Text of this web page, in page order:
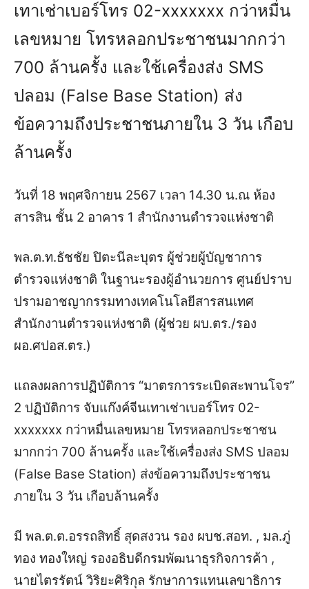
เทาเช่าเบอร์โทร 02-xxxxxxx กว่าหมื่น
เลขหมาย โทรหลอกประชาชนมากกว่า
700 ล้านครั้ง และใช้เครื่องส่ง SMS
ปลอม (False Base Station) ส่ง
ข้อความถึงประชาชนภายใน 3 วัน เกือบ
ล้านครั้ง
วันที่ 18 พฤศจิกายน 2567 เวลา 14.30 น.ณ ห้อง
สารสิน ชั้น 2 อาคาร 1 สำนักงานตำรวจแห่งชาติ
พล.ต.ท.ธัชชัย ปิตะนีละบุตร ผู้ช่วยผู้บัญชาการ
ตำรวจแห่งชาติ ในฐานะรองผู้อำนวยการ ศูนย์ปราบ
ปรามอาชญากรรมทางเทคโนโลยีสารสนเทศ
สำนักงานตำรวจแห่งชาติ (ผู้ช่วย ผบ.ตร./รอง
ผอ.ศปอส.ตร.)
แถลงผลการปฏิบัติการ “มาตรการระเบิดสะพานโจร”
2 ปฏิบัติการ จับแก๊งค์จีนเทาเช่าเบอร์โทร 02-
xxxxxxx กว่าหมื่นเลขหมาย โทรหลอกประชาชน
มากกว่า 700 ล้านครั้ง และใช้เครื่องส่ง SMS ปลอม
(False Base Station) ส่งข้อความถึงประชาชน
ภายใน 3 วัน เกือบล้านครั้ง
มี พล.ต.ต.อรรถสิทธิ์ สุดสงวน รอง ผบช.สอท. , มล.ภู่
ทอง ทองใหญ่ รองอธิบดีกรมพัฒนาธุรกิจการค้า ,
นายไตรรัตน์ วิริยะศิริกุล รักษาการแทนเลขาธิการ